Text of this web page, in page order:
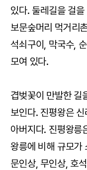
있다. 둘레길을 걸
보문숲머리 먹거리
석쇠구이, 막국수,
모여 있다.
겹벚꽃이 만발한 길
보인다. 진평왕은
아버지다. 진평왕
왕릉에 비해 규모가
문인상, 무인상, 호